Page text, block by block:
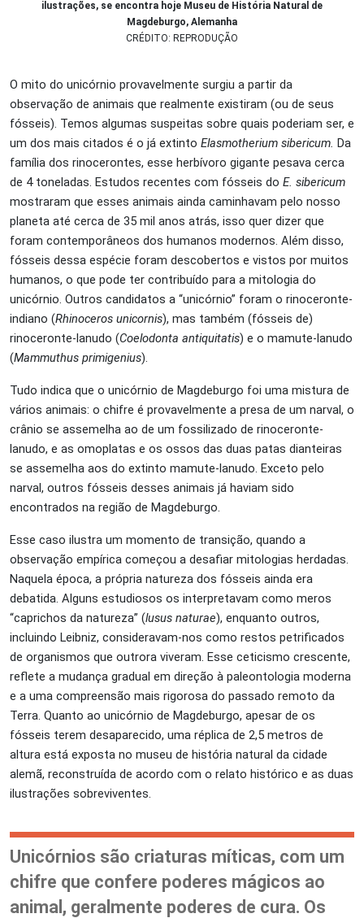
ilustrações, se encontra hoje Museu de História Natural de
Magdeburgo, Alemanha
CRÉDITO: REPRODUÇÃO
O mito do unicórnio provavelmente surgiu a partir da
observação de animais que realmente existiram (ou de seus
fósseis). Temos algumas suspeitas sobre quais poderiam ser, e
um dos mais citados é o já extinto Elasmotherium sibericum. Da
família dos rinocerontes, esse herbívoro gigante pesava cerca
de 4 toneladas. Estudos recentes com fósseis do E. sibericum
mostraram que esses animais ainda caminhavam pelo nosso
planeta até cerca de 35 mil anos atrás, isso quer dizer que
foram contemporâneos dos humanos modernos. Além disso,
fósseis dessa espécie foram descobertos e vistos por muitos
humanos, o que pode ter contribuído para a mitologia do
unicórnio. Outros candidatos a “unicórnio” foram o rinoceronte-
indiano (Rhinoceros unicornis), mas também (fósseis de)
rinoceronte-lanudo (Coelodonta antiquitatis) e o mamute-lanudo
(Mammuthus primigenius).
Tudo indica que o unicórnio de Magdeburgo foi uma mistura de
vários animais: o chifre é provavelmente a presa de um narval, o
crânio se assemelha ao de um fossilizado de rinoceronte-
lanudo, e as omoplatas e os ossos das duas patas dianteiras
se assemelha aos do extinto mamute-lanudo. Exceto pelo
narval, outros fósseis desses animais já haviam sido
encontrados na região de Magdeburgo.
Esse caso ilustra um momento de transição, quando a
observação empírica começou a desafiar mitologias herdadas.
Naquela época, a própria natureza dos fósseis ainda era
debatida. Alguns estudiosos os interpretavam como meros
“caprichos da natureza” (lusus naturae), enquanto outros,
incluindo Leibniz, consideravam-nos como restos petrificados
de organismos que outrora viveram. Esse ceticismo crescente,
reflete a mudança gradual em direção à paleontologia moderna
e a uma compreensão mais rigorosa do passado remoto da
Terra. Quanto ao unicórnio de Magdeburgo, apesar de os
fósseis terem desaparecido, uma réplica de 2,5 metros de
altura está exposta no museu de história natural da cidade
alemã, reconstruída de acordo com o relato histórico e as duas
ilustrações sobreviventes.
Unicórnios são criaturas míticas, com um
chifre que confere poderes mágicos ao
animal, geralmente poderes de cura. Os